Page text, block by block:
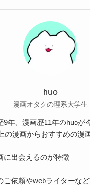
huo
漫画オタクの理系大学生
9年、漫画歴11年のhuoが
の漫画からおすすめの漫
に出会えるのが特徴
ご依頼やwebライターな